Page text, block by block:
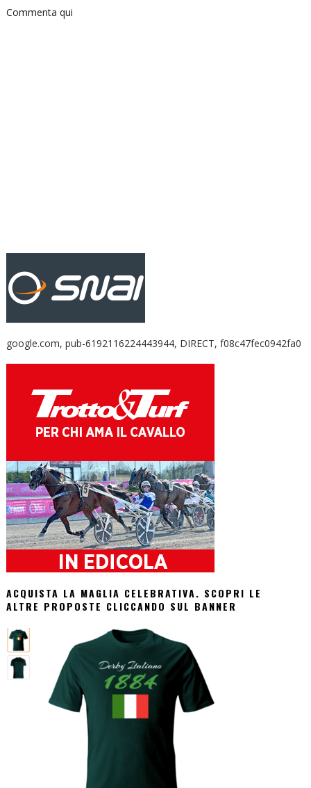
Commenta qui
google.com, pub-6192116224443944, DIRECT, f08c47fec0942fa0
ACQUISTA LA MAGLIA CELEBRATIVA. SCOPRI LE
ALTRE PROPOSTE CLICCANDO SUL BANNER